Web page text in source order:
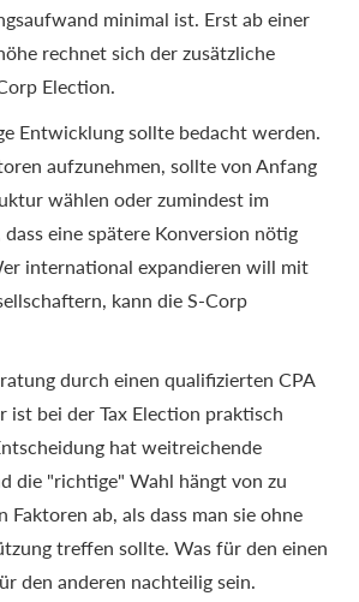
minimal ist. Erst ab einer
rechnet sich der zusätzliche
Election.
Entwicklung sollte bedacht werden.
aufzunehmen, sollte von Anfang
wählen oder zumindest im
eine spätere Konversion nötig
international expandieren will mit
kann die S-Corp
durch einen qualifizierten CPA
ist bei der Tax Election praktisch
hat weitreichende
die "richtige" Wahl hängt von zu
Faktoren ab, als dass man sie ohne
treffen sollte. Was für den einen
den anderen nachteilig sein.